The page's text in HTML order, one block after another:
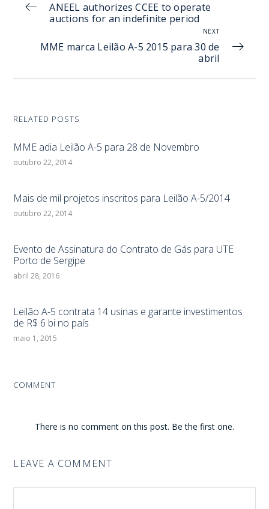
ANEEL authorizes CCEE to operate
auctions for an indefinite period
NEXT
MME marca Leilão A-5 2015 para 30 de
abril
RELATED POSTS
MME adia Leilão A-5 para 28 de Novembro
outubro 22, 2014
Mais de mil projetos inscritos para Leilão A-5/2014
outubro 22, 2014
Evento de Assinatura do Contrato de Gás para UTE
Porto de Sergipe
abril 28, 2016
Leilão A-5 contrata 14 usinas e garante investimentos
de R$ 6 bi no país
maio 1, 2015
COMMENT
There is no comment on this post. Be the first one.
LEAVE A COMMENT